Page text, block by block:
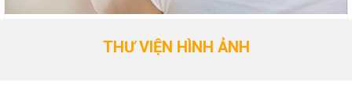
THƯ VIỆN HÌNH ẢNH